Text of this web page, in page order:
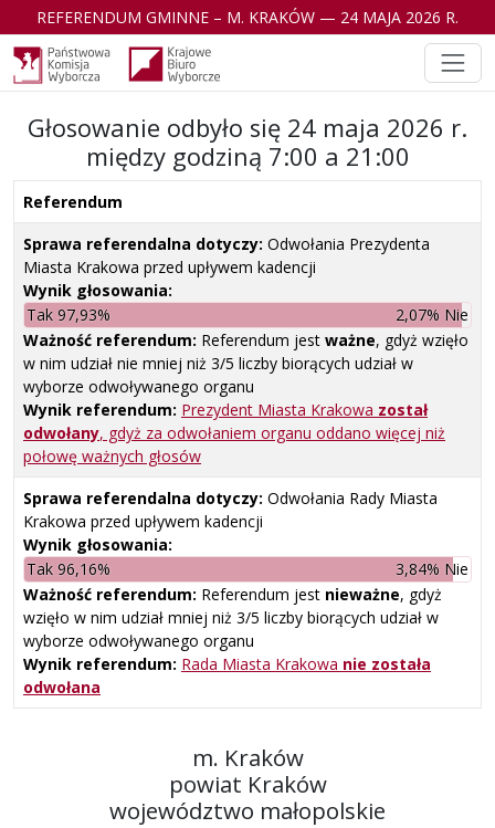
REFERENDUM GMINNE – M. KRAKÓW — 24 MAJA 2026 R.
Głosowanie odbyło się 24 maja 2026 r.
między godziną 7:00 a 21:00
Referendum
Sprawa referendalna dotyczy: Odwołania Prezydenta
Miasta Krakowa przed upływem kadencji
Wynik głosowania:
Tak 97,93%
2,07% Nie
Ważność referendum: Referendum jest ważne, gdyż wzięło
w nim udział nie mniej niż 3/5 liczby biorących udział w
wyborze odwoływanego organu
Wynik referendum: Prezydent Miasta Krakowa został
odwołany, gdyż za odwołaniem organu oddano więcej niż
połowę ważnych głosów
Sprawa referendalna dotyczy: Odwołania Rady Miasta
Krakowa przed upływem kadencji
Wynik głosowania:
Tak 96,16%
3,84% Nie
Ważność referendum: Referendum jest nieważne, gdyż
wzięło w nim udział mniej niż 3/5 liczby biorących udział w
wyborze odwoływanego organu
Wynik referendum: Rada Miasta Krakowa nie została
odwołana
m. Kraków
powiat Kraków
województwo małopolskie